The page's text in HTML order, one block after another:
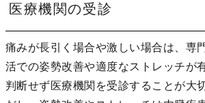
医療機関の受診
痛みが長引く場合や激しい場合は、専
活での姿勢改善や適度なストレッチが
判断せず医療機関を受診することが大